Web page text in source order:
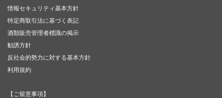
情報セキュリティ基本方針
特定商取引法に基づく表記
酒類販売管理者標識の掲示
勧誘方針
反社会的勢力に対する基本方針
利用規約
【ご留意事項】